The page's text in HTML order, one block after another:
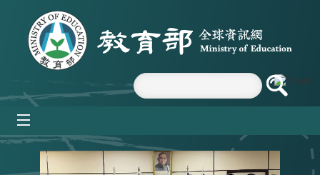
跳到主要內容區塊
:::